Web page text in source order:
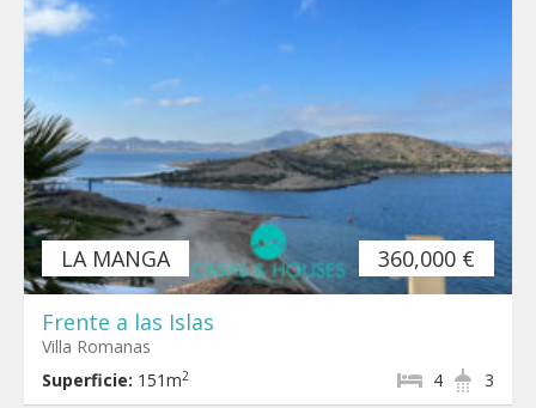
LA MANGA 360,000 €
Frente a las Islas
Villa Romanas
Superficie: 151m2 3
4